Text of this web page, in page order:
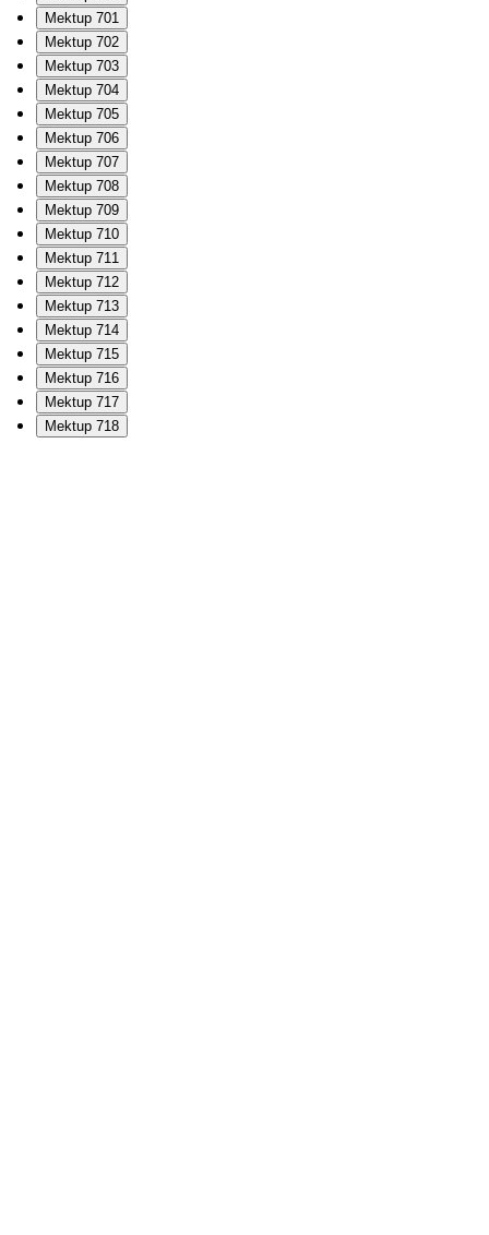
Mektup 701
Mektup 702
Mektup 703
Mektup 704
Mektup 705
Mektup 706
Mektup 707
Mektup 708
Mektup 709
Mektup 710
Mektup 711
Mektup 712
Mektup 713
Mektup 714
Mektup 715
Mektup 716
Mektup 717
Mektup 718